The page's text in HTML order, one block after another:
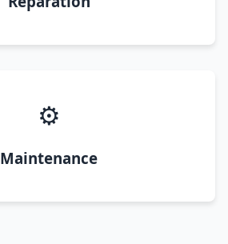
⚙️
Maintenance